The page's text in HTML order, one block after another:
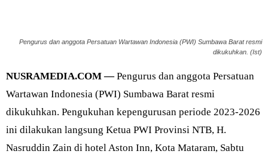
Pengurus dan anggota Persatuan Wartawan Indonesia (PWI) Sumbawa Barat resmi
dikukuhkan. (Ist)
NUSRAMEDIA.COM —Pengurus dan anggota Persatuan
Wartawan Indonesia (PWI) Sumbawa Barat resmi
dikukuhkan. Pengukuhan kepengurusan periode 2023-2026
ini dilakukan langsung Ketua PWI Provinsi NTB, H.
Nasruddin Zain di hotel Aston Inn, Kota Mataram, Sabtu